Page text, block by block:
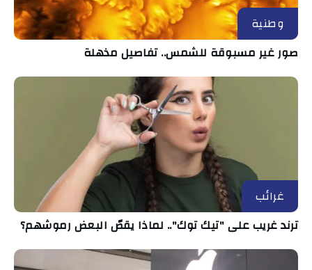
وطنية
صور غير مسبوقة للشمس.. تفاصيل مذهلة
غرائب
ترند غريب على "تيك توك".. لماذا يقصّ البعض رموشهم؟